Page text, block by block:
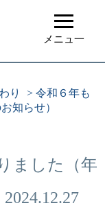
≡
メニュ一
り > 令和６年も
知らせ）
ました（年